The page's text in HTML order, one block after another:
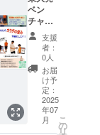
気持ち
をお伝
えいた
しま
す。
い…」
「日々
色々頑
張って
いるけ
ど、な
かなか
成果が
上がら
ない」
「怪我
ベン
チャー
企業に
よる
『AI姿
勢分
析』1回
ホで撮
影の写
真2枚
支援
者：
0人
お届
け予
定：
2025
年07
月
こ
の
リ